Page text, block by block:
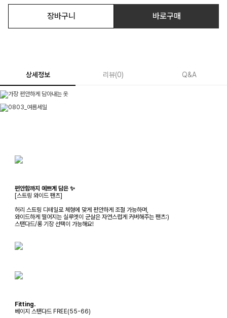
장바구니 바로구매
상세정보 리뷰(0) Q&A
편안함까지 예쁘게 담은 ✨
[스트링 와이드 팬츠]
허리 스트링 디테일로 체형에 맞게 편안하게 조절 가능하며,
와이드하게 떨어지는 실루엣이 군살은 자연스럽게 커버해주는 팬츠:)
스탠다드/롱 기장 선택이 가능해요!
Fitting.
베이지 스탠다드 FREE(55-66)